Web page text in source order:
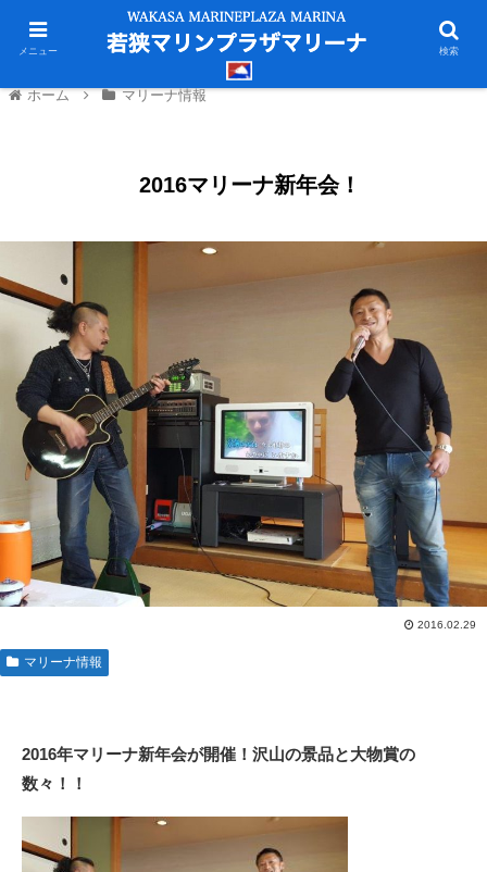
ホーム マリーナ情報
2016マリーナ新年会！
2016.02.29
マリーナ情報
2016年マリーナ新年会が開催！沢山の景品と大物賞の
数々！！
メニュー 検索